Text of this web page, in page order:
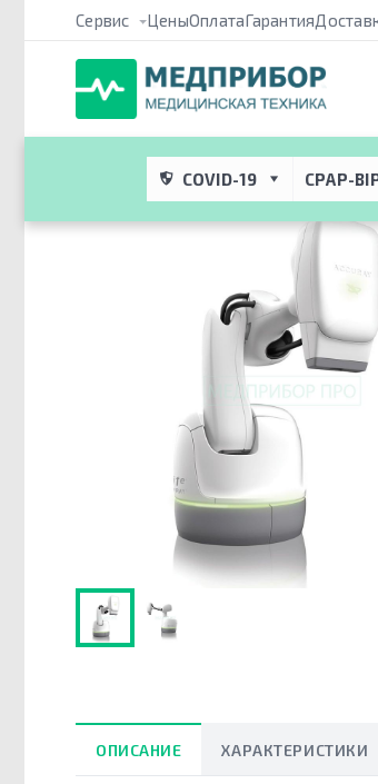
Сервис ЦеныОплатаГарантия
COVID-19 CPAP-
система (Кибернож)
ОПИСАНИЕ ХАРАКТЕРИСТИКИ